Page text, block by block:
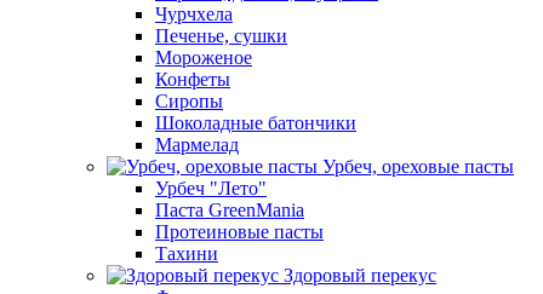
Чурчхела
Печенье, сушки
Мороженое
Конфеты
Сиропы
Шоколадные батончики
Мармелад
Урбеч, ореховые пасты
Урбеч "Лето"
Паста GreenMania
Протеиновые пасты
Тахини
Здоровый перекус